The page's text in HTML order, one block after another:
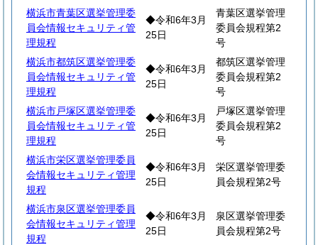
横浜市青葉区選挙管理委
員会情報セキュリティ管
理規程
◆令和6年3月
25日
青葉区選挙管理
委員会規程第2
号
横浜市都筑区選挙管理委
員会情報セキュリティ管
理規程
◆令和6年3月
25日
都筑区選挙管理
委員会規程第2
号
横浜市戸塚区選挙管理委
員会情報セキュリティ管
理規程
◆令和6年3月
25日
戸塚区選挙管理
委員会規程第2
号
横浜市栄区選挙管理委員
会情報セキュリティ管理
規程
◆令和6年3月
25日
栄区選挙管理委
員会規程第2号
横浜市泉区選挙管理委員
会情報セキュリティ管理
規程
◆令和6年3月
25日
泉区選挙管理委
員会規程第2号